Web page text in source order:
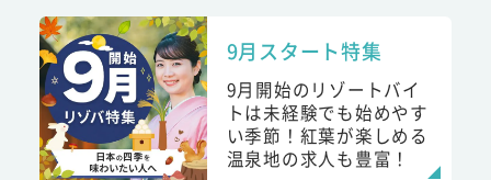
9月スタート特集
9月開始のリゾートバイ
トは未経験でも始めやす
い季節！紅葉が楽しめる
温泉地の求人も豊富！